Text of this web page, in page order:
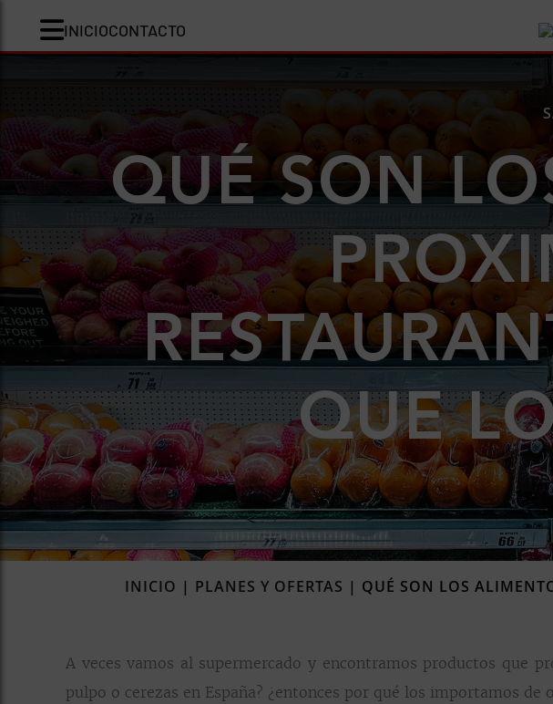
INICIOCONTACTO
QUÉ SON
QUE
INICIO | PLANES Y OFERTAS | QUÉ SON LOS
A veces vamos al supermercado y encontramos productos que
pulpo o cerezas en España? ¿entonces por qué los importamos